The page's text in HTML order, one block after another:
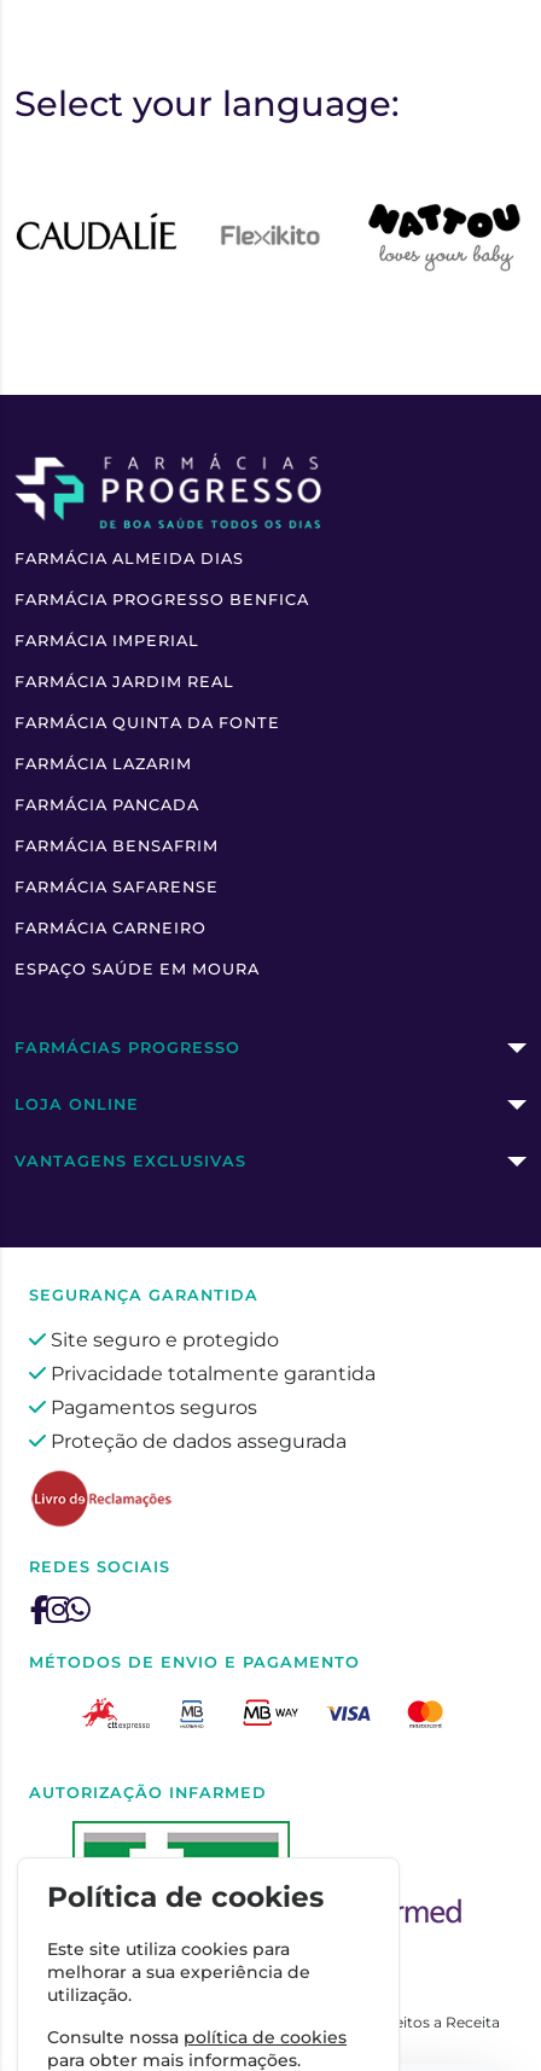
Select your language:
FARMÁCIA ALMEIDA DIAS
FARMÁCIA PROGRESSO BENFICA
FARMÁCIA IMPERIAL
FARMÁCIA JARDIM REAL
FARMÁCIA QUINTA DA FONTE
FARMÁCIA LAZARIM
FARMÁCIA PANCADA
FARMÁCIA BENSAFRIM
FARMÁCIA SAFARENSE
FARMÁCIA CARNEIRO
ESPAÇO SAÚDE EM MOURA
FARMÁCIAS PROGRESSO
LOJA ONLINE
VANTAGENS EXCLUSIVAS
SEGURANÇA GARANTIDA
Site seguro e protegido
Privacidade totalmente garantida
Pagamentos seguros
Proteção de dados assegurada
REDES SOCIAIS
MÉTODOS DE ENVIO E PAGAMENTO
AUTORIZAÇÃO INFARMED
Autorizado a Disponibilizar Medicamentos Não Sujeitos a Receita
Médica através da Internet pelo Infarmed. I.P.
Política de cookies
Este site utiliza cookies para
melhorar a sua experiência de
utilização.
Consulte nossa política de cookies
para obter mais informações.